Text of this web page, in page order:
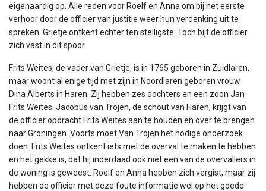
eigenaardig op. Alle reden voor Roelf en Anna om bij het eerste
verhoor door de officier van justitie weer hun verdenking uit te
spreken. Grietje ontkent echter ten stelligste. Toch bijt de officier
zich vast in dit spoor.
Frits Weites, de vader van Grietje, is in 1765 geboren in Zuidlaren,
maar woont al enige tijd met zijn in Noordlaren geboren vrouw
Dina Alberts in Haren. Zij hebben zes dochters en een zoon Jan
Frits Weites. Jacobus van Trojen, de schout van Haren, krijgt van
de officier opdracht Frits Weites aan te houden en over te brengen
naar Groningen. Voorts moet Van Trojen het nodige onderzoek
doen. Frits Weites ontkent iets met de overval te maken te hebben
en het gekke is, dat hij inderdaad ook niet een van de overvallers in
de woning is geweest. Roelf en Anna hebben zich vergist, maar zij
hebben de officier met deze foute informatie wel op het goede